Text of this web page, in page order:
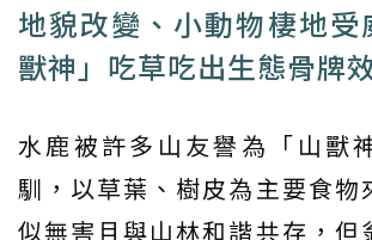
地貌改變、小動物棲地
獸神」吃草吃出生態骨牌
水鹿被許多山友譽為「山獸
馴，以草葉、樹皮為主要食物
似無害且與山林和諧共存，但